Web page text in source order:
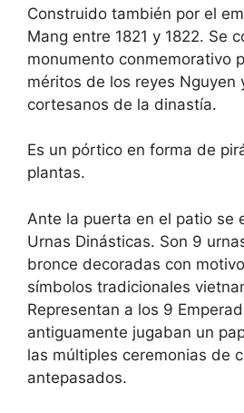
Construido también por el
Mang entre 1821 y 1822. Se
monumento conmemorativo
méritos de los reyes Nguyen
cortesanos de la dinastía.
Es un pórtico en forma de
plantas.
Ante la puerta en el patio se
Urnas Dinásticas. Son 9
bronce decoradas con
símbolos tradicionales
Representan a los 9
antiguamente jugaban un
las múltiples ceremonias de
antepasados.